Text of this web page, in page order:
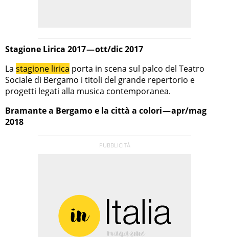
Stagione Lirica 2017 — ott/dic 2017
La stagione lirica porta in scena sul palco del Teatro
Sociale di Bergamo i titoli del grande repertorio e
progetti legati alla musica contemporanea.
Bramante a Bergamo e la città a colori — apr/mag
2018